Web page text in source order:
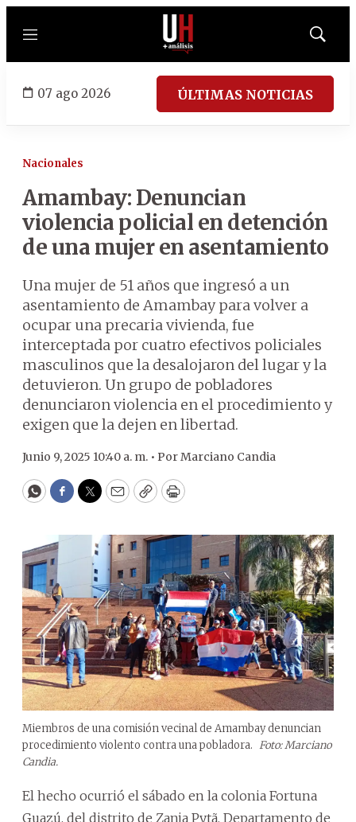
Menú
Mostrar
07 ago 2026 ÚLTIMAS NOTICIAS
Nacionales
Amambay: Denuncian
violencia policial en detención
de una mujer en asentamiento
Una mujer de 51 años que ingresó a un
asentamiento de Amambay para volver a
ocupar una precaria vivienda, fue
interceptada por cuatro efectivos policiales
masculinos que la desalojaron del lugar y la
detuvieron. Un grupo de pobladores
denunciaron violencia en el procedimiento y
exigen que la dejen en libertad.
Junio 9, 2025 10:40 a. m. • PorMarciano Candia
WhatsApp
Facebook
Twitter
EmailCopyPrint
Miembros de una comisión vecinal de Amambay denuncian
procedimiento violento contra una pobladora. Foto: Marciano
Candia.
El hecho ocurrió el sábado en la colonia Fortuna
Guazú, del distrito de Zanja Pytã, Departamento de